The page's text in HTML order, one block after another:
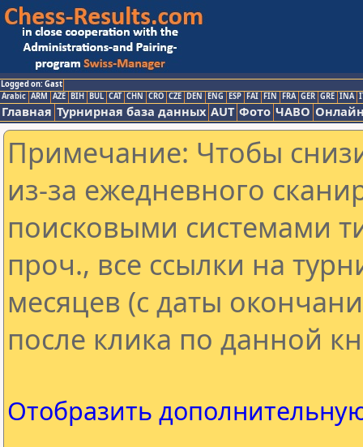
Logged on: Gast
Arabic ARM AZE BIH BUL CAT CHN CRO CZE DEN ENG ESP FAI FIN FRA GER GRE INA
Главная Турнирная база данных AUT Фото ЧАВО
Примечание: Чтобы
из-за ежедневного
поисковыми системами
проч., все ссылки на
месяцев (с даты
после клика по данной
Отобразить